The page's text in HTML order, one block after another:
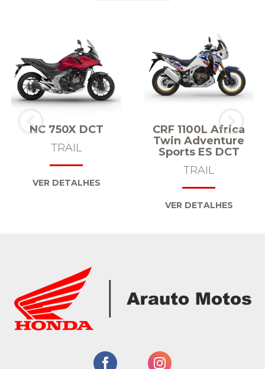
NC 750X DCT
TRAIL
VER DETALHES
CRF 1100L Africa
Twin Adventure
Sports ES DCT
TRAIL
VER DETALHES